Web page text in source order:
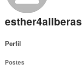
esther4aliberas
Perfil
Postes